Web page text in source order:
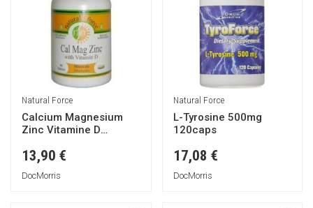
Natural Force
Calcium Magnesium
Zinc Vitamine D
13,90 €
DocMorris
Natural Force
L-Tyrosine 500mg
120caps
17,08 €
DocMorris